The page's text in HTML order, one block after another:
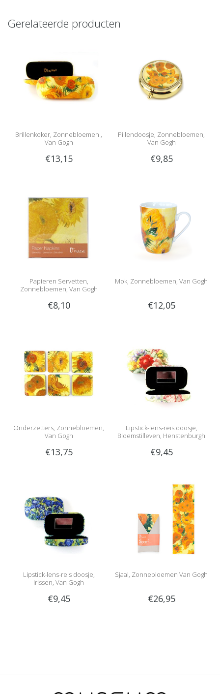
Gerelateerde producten
Brillenkoker, Zonnebloemen ,
Van Gogh
€13,15
Pillendoosje, Zonnebloemen,
Van Gogh
€9,85
Papieren Servetten,
Zonnebloemen, Van Gogh
€8,10
Mok, Zonnebloemen, Van Gogh
€12,05
Onderzetters, Zonnebloemen,
Van Gogh
€13,75
Lipstick-lens-reis doosje,
Bloemstilleven, Henstenburgh
€9,45
Lipstick-lens-reis doosje,
Irissen, Van Gogh
€9,45
Sjaal, Zonnebloemen Van Gogh
€26,95